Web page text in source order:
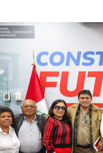
Patrias? Así
ASEGURA QUE EN
USUARIOS
dar de baja tu
patrias?